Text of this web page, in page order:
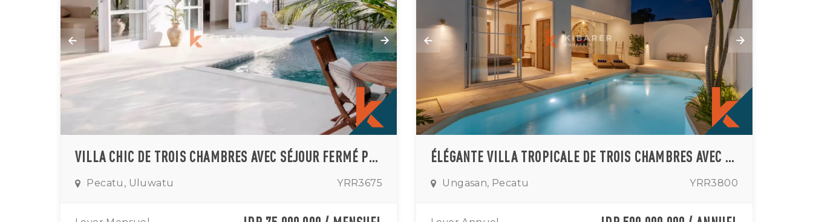
VILLA CHIC DE TROIS CHAMBRES AVEC SÉJOUR FERMÉ PRÈS DE LA PLAGE D'ULUWATU
Pecatu, Uluwatu YRR3675
ÉLÉGANTE VILLA TROPICALE DE TROIS CHAMBRES AVEC PISCINE PRIVÉE À UNGASAN
Ungasan, Pecatu YRR3800